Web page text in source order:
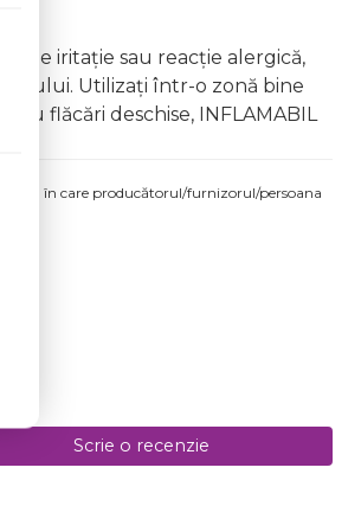
de iritație sau reacție alergică,
Utilizați într-o zonă bine
flăcări deschise, INFLAMABIL
în care producătorul/furnizorul/persoana
Scrie o recenzie